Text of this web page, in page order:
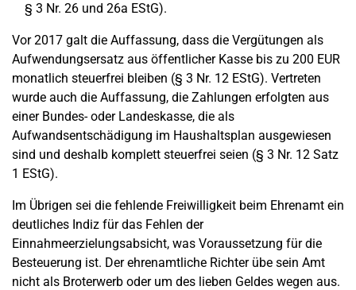
§ 3 Nr. 26 und 26a EStG).
Vor 2017 galt die Auffassung, dass die Vergütungen als
Aufwendungsersatz aus öffentlicher Kasse bis zu 200 EUR
monatlich steuerfrei bleiben (§ 3 Nr. 12 EStG). Vertreten
wurde auch die Auffassung, die Zahlungen erfolgten aus
einer Bundes- oder Landeskasse, die als
Aufwandsentschädigung im Haushaltsplan ausgewiesen
sind und deshalb komplett steuerfrei seien (§ 3 Nr. 12 Satz
1 EStG).
Im Übrigen sei die fehlende Freiwilligkeit beim Ehrenamt ein
deutliches Indiz für das Fehlen der
Einnahmeerzielungsabsicht, was Voraussetzung für die
Besteuerung ist. Der ehrenamtliche Richter übe sein Amt
nicht als Broterwerb oder um des lieben Geldes wegen aus.